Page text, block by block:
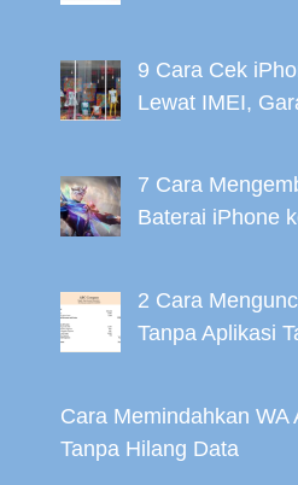
9 Cara Cek
Lewat IMEI,
7 Cara
Baterai iPhone
2 Cara
Tanpa Aplikasi
Cara Memindahkan WA
Tanpa Hilang Data